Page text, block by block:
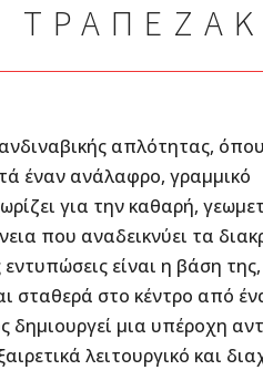
απλότητας,
έναν ανάλαφρο, γραμμικό
για την καθαρή,
που αναδεικνύει τα
εντυπώσεις είναι η βάση
σταθερά στο κέντρο από
δημιουργεί μια υπέροχη
λειτουργικό και